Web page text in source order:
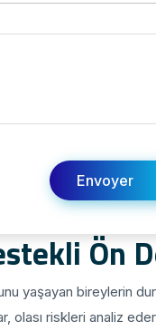
Ön
bireylerin
riskleri analiz